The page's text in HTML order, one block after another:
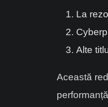
La
Alte
Această